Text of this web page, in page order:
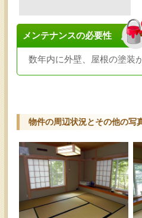
メンテナンスの必要性
数年内に外壁、屋根の塗装
物件の周辺状況とその他の写